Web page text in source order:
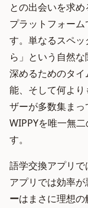
との出会いを求
プラットフォー
す。単なるスペ
ら」という自然
深めるためのタ
能、そして何よ
ザーが多数集まっ
WIPPYを唯一無
す。
語学交換アプリ
アプリでは効率が
ーはまさに理想